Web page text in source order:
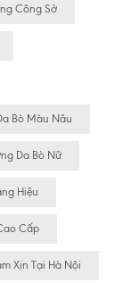
Công Sở
Bò Màu Nâu
Da Bò Nữ
Hiệu
Cấp
Xịn Tại Hà Nội